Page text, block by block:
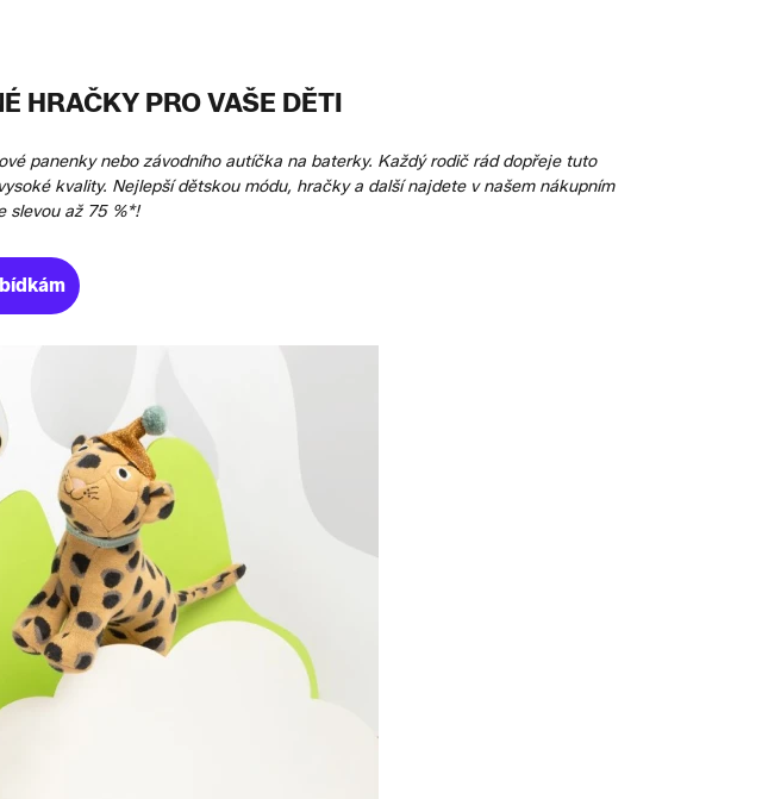
HRAČKY PRO VAŠE DĚTI
panenky nebo závodního autíčka na baterky. Každý rodič rád dopřeje tuto
kvality. Nejlepší dětskou módu, hračky a další najdete v našem nákupním
slevou až 75 %*!